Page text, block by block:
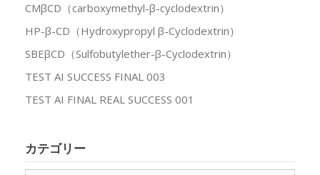
CMβCD（carboxymethyl-β-cyclodextrin）
HP-β-CD（Hydroxypropyl β-Cyclodextrin）
SBEβCD（Sulfobutylether-β-Cyclodextrin）
TEST AI SUCCESS FINAL 003
TEST AI FINAL REAL SUCCESS 001
カテゴリー